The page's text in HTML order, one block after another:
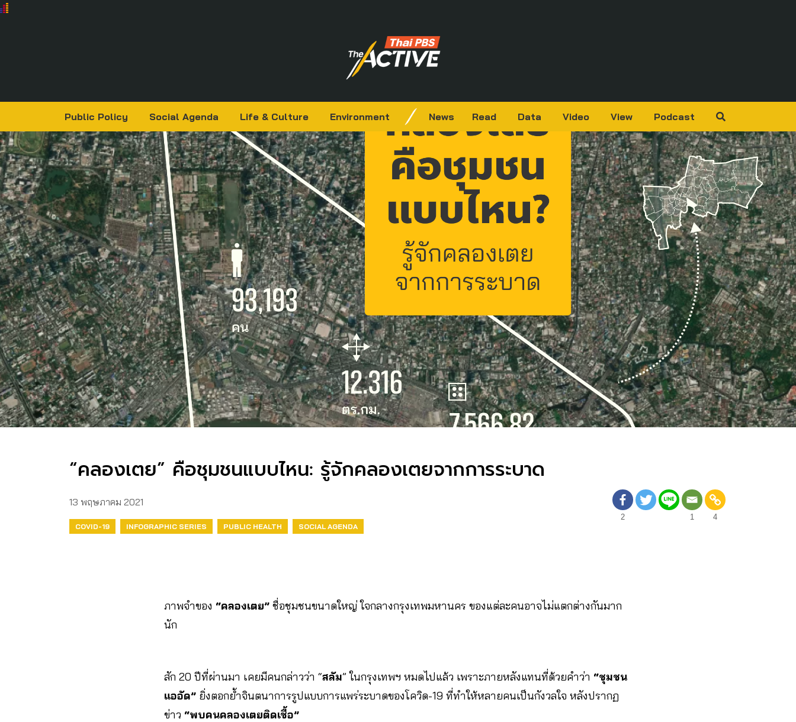
Public Policy Social Agenda Life & Culture Environment News Read Data Video View Podcast
“คลองเตย” คือชุมชนแบบไหน: รู้จักคลองเตยจากการระบาด
13 พฤษภาคม 2021
COVID-19 INFOGRAPHIC SERIES PUBLIC HEALTH SOCIAL AGENDA
2 1 4
ภาพจำของ “คลองเตย” ชื่อชุมชนขนาดใหญ่ ใจกลางกรุงเทพมหานคร ของแต่ละคนอาจไม่แตกต่างกันมาก
นัก
สัก 20 ปีที่ผ่านมา เคยมีคนกล่าวว่า “สลัม” ในกรุงเทพฯ หมดไปแล้ว เพราะภายหลังแทนที่ด้วยคำว่า “ชุมชน
แออัด” ยิ่งตอกย้ำจินตนาการรูปแบบการแพร่ระบาดของโควิด-19 ที่ทำให้หลายคนเป็นกังวลใจ หลังปรากฏ
ข่าว “พบคนคลองเตยติดเชื้อ”